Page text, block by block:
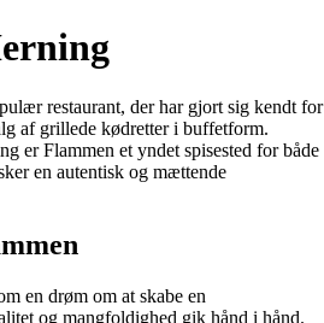
restaurant, der har gjort sig kendt for
af grillede kødretter i buffetform.
er Flammen et yndet spisested for både
en autentisk og mættende
en drøm om at skabe en
og mangfoldighed gik hånd i hånd.